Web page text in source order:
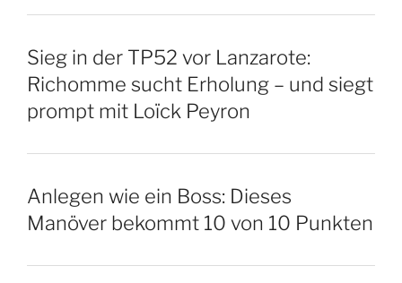
Sieg in der TP52 vor Lanzarote:
Richomme sucht Erholung – und siegt
prompt mit Loïck Peyron
Anlegen wie ein Boss: Dieses
Manöver bekommt 10 von 10 Punkten